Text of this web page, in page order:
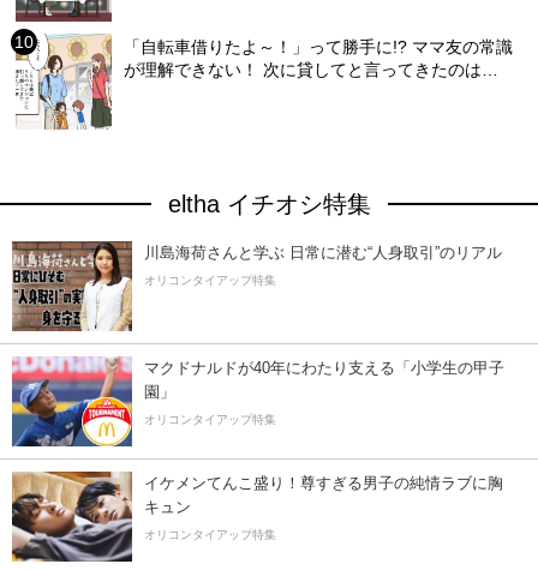
「自転車借りたよ～！」って勝手に!? ママ友の常識
が理解できない！ 次に貸してと言ってきたのは…
eltha イチオシ特集
川島海荷さんと学ぶ 日常に潜む“人身取引”のリアル
オリコンタイアップ特集
マクドナルドが40年にわたり支える「小学生の甲子
園」
オリコンタイアップ特集
イケメンてんこ盛り！尊すぎる男子の純情ラブに胸
キュン
オリコンタイアップ特集